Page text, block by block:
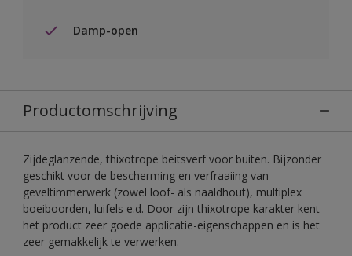
Damp-open
Productomschrijving
Zijdeglanzende, thixotrope beitsverf voor buiten. Bijzonder
geschikt voor de bescherming en verfraaiing van
geveltimmerwerk (zowel loof- als naaldhout), multiplex
boeiboorden, luifels e.d. Door zijn thixotrope karakter kent
het product zeer goede applicatie-eigenschappen en is het
zeer gemakkelijk te verwerken.